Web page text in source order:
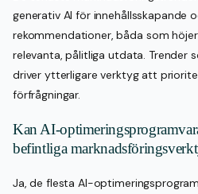
generativ AI för innehållsskapande
rekommendationer, båda som
relevanta, pålitliga utdata. Trender
driver ytterligare verktyg att
förfrågningar.
Kan AI-
befintliga
Ja, de flesta AI-